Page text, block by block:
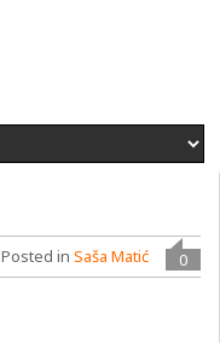
0
Posted in Saša Matić